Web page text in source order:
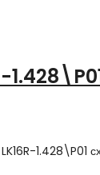
1.428\P01